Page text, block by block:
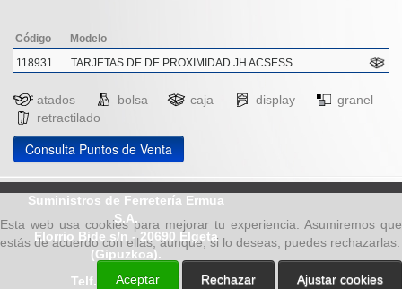
Código Modelo
118931 TARJETAS DE DE PROXIMIDAD JH ACSESS
atados bolsa caja display
granel
retractilado
Consulta Puntos de Venta
Suministros de Ferretería Ermua
S.A.
Elorrio Bide s/n - 20690 Elgeta
(Gipuzkoa).
Telf.: 943 78 80 17
Esta web usa cookies para mejorar tu experiencia. Asumiremos que
estás de acuerdo con ellas, aunque, si lo deseas, puedes rechazarlas.
Aceptar Rechazar Ajustar cookies